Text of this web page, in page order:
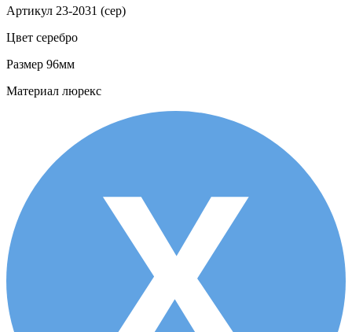
Артикул 23-2031 (сер)
Цвет серебро
Размер 96мм
Материал люрекс